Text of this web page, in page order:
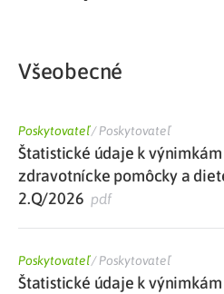
Všeobecné
Poskytovateľ/Poskytovateľ
Štatistické údaje k
zdravotnícke pomôcky a
2.Q/2026 pdf
Poskytovateľ/Poskytovateľ
Štatistické údaje k